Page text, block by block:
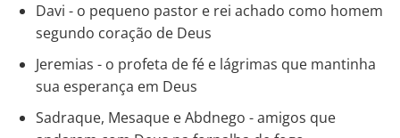
Davi - o pequeno pastor e rei achado como homem
segundo coração de Deus
Jeremias - o profeta de fé e lágrimas que mantinha
sua esperança em Deus
Sadraque, Mesaque e Abdnego - amigos que